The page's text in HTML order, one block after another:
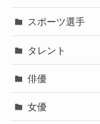
スポーツ選手
タレント
俳優
女優